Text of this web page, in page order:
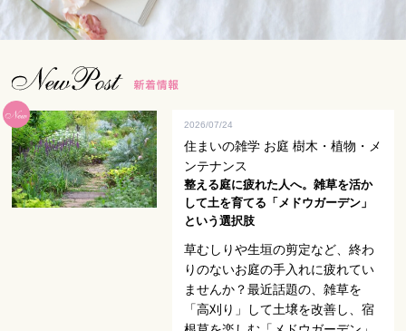
2026/07/24
住まいの雑学 お庭 樹木・植物・メ
ンテナンス
整える庭に疲れた人へ。雑草を活か
して土を育てる「メドウガーデン」
という選択肢
草むしりや生垣の剪定など、終わ
りのないお庭の手入れに疲れてい
ませんか？最近話題の、雑草を
「高刈り」して土壌を改善し、宿